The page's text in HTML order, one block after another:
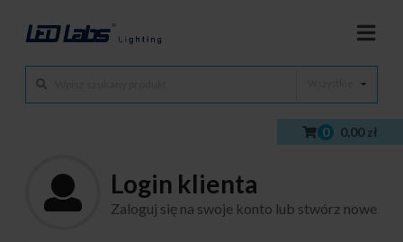
0 0,00 zł
Login klienta
Zaloguj się na swoje konto lub stwórz nowe